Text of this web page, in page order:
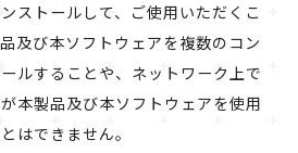
ストールして、ご使用いただくこ
及び本ソフトウェアを複数のコン
ルすることや、ネットワーク上で
本製品及び本ソフトウェアを使用
はできません。